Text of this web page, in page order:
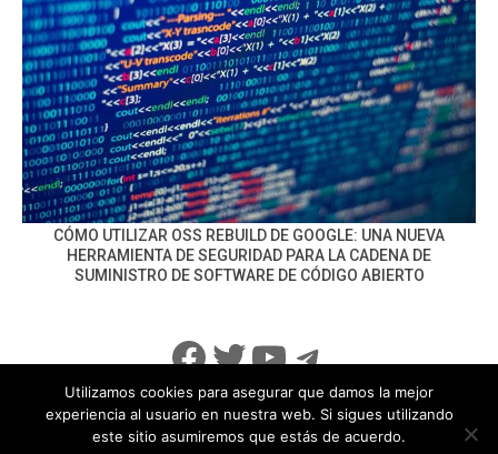
CÓMO UTILIZAR OSS REBUILD DE GOOGLE: UNA NUEVA
HERRAMIENTA DE SEGURIDAD PARA LA CADENA DE
SUMINISTRO DE SOFTWARE DE CÓDIGO ABIERTO
Facebook
Twitter
YouTube
Telegram
info@noticiasseguridad.com Política de Privacidad
Utilizamos cookies para asegurar que damos la mejor
experiencia al usuario en nuestra web. Si sigues utilizando
este sitio asumiremos que estás de acuerdo.